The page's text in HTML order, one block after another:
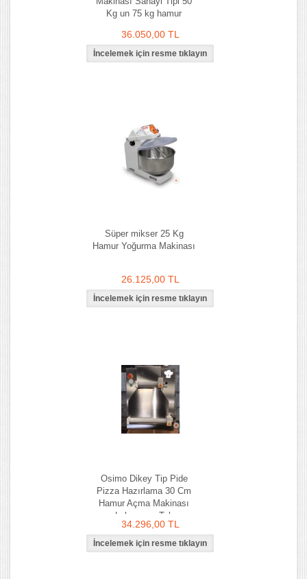
Kg un 75 kg hamur
36.050,00 TL
Süper mikser 25 Kg
Hamur Yoğurma Makinası
26.125,00 TL
Osimo Dikey Tip Pide
Pizza Hazırlama 30 Cm
Hamur Açma Makinası
Lahmacun Tab
34.296,00 TL